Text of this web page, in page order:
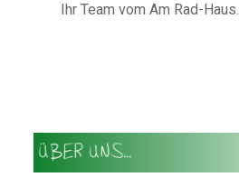
Ihr Team vom Am Rad-Haus.